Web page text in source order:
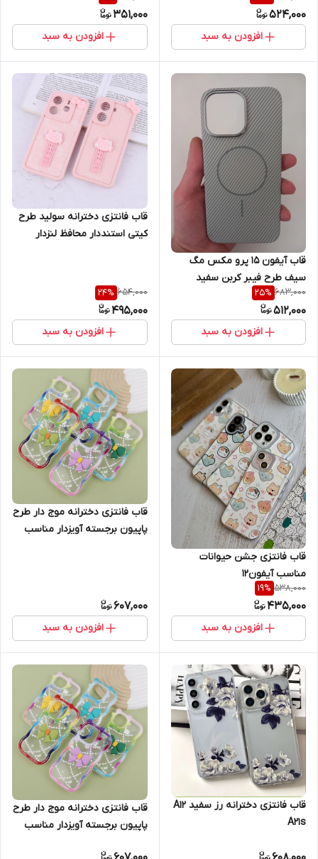
Pro Max
524,000
افزودن به سبد
351,000
افزودن به سبد
قاب آیفون 15 پرو مکس مگ
سیف طرح فیبر کربن سفید
683,000
25%
512,000
افزودن به سبد
قاب فانتزی دخترانه سولید طرح
کیتی استنددار محافظ لنزدار
654,000
24%
495,000
افزودن به سبد
قاب فانتزی جشن حیوانات
مناسب آیفون12
538,000
19%
435,000
افزودن به سبد
قاب فانتزی دخترانه موج دار طرح
پاپیون برجسته آویزدار مناسب
607,000
افزودن به سبد
قاب فانتزی دخترانه رز سفید A12
A21s
قاب فانتزی دخترانه موج دار طرح
پاپیون برجسته آویزدار مناسب